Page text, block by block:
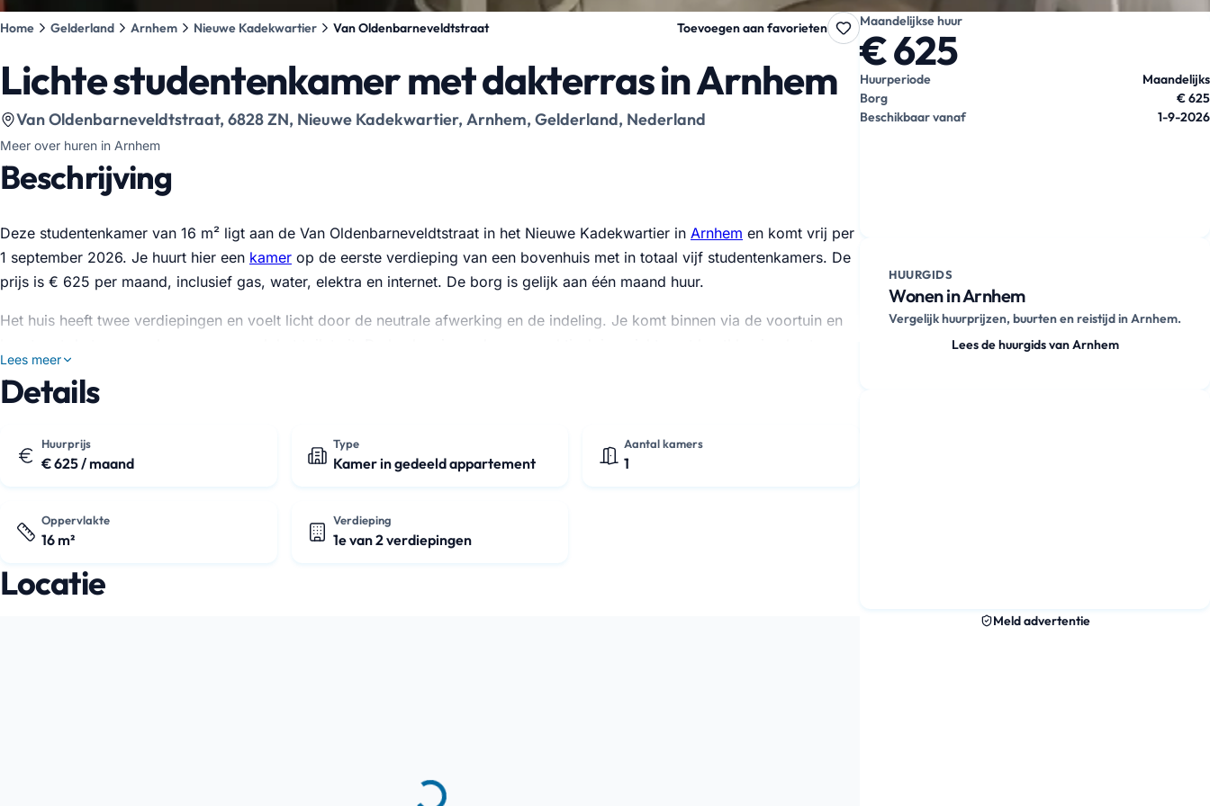
Home Gelderland Arnhem Nieuwe Kadekwartier Van Oldenbarneveldtstraat Toevoegen aan favorieten
Lichte studentenkamer met dakterras in Arnhem
Bekijk locatie op kaart:
Van Oldenbarneveldtstraat, 6828 ZN, Nieuwe Kadekwartier, Arnhem, Gelderland, Nederland
Meer over huren in Arnhem
Beschrijving
Deze studentenkamer van 16 m² ligt aan de Van Oldenbarneveldtstraat in het Nieuwe Kadekwartier in Arnhem en komt vrij per
1 september 2026. Je huurt hier een kamer op de eerste verdieping van een bovenhuis met in totaal vijf studentenkamers. De
prijs is € 625 per maand, inclusief gas, water, elektra en internet. De borg is gelijk aan één maand huur.
Het huis heeft twee verdiepingen en voelt licht door de neutrale afwerking en de indeling. Je komt binnen via de voortuin en
Lees meer
Details
Huurprijs
€ 625 / maand
Type
Kamer in gedeeld appartement
Aantal kamers
1
Oppervlakte
16 m²
Verdieping
1e van 2 verdiepingen
Locatie
Maandelijkse huur
€ 625
Huurperiode
Maandelijks
Borg
€ 625
Beschikbaar vanaf
1-9-2026
HUURGIDS
Wonen in Arnhem
Vergelijk huurprijzen, buurten en reistijd in Arnhem.
Lees de huurgids van Arnhem
Meld advertentie